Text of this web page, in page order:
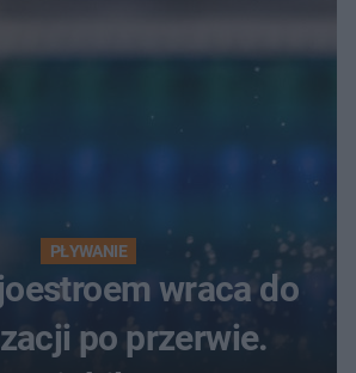
PŁYWANIE
wraca do
po przerwie.